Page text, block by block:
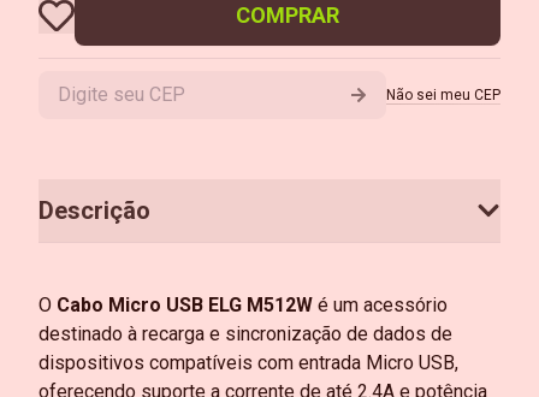
COMPRAR
Não sei meu CEP
Descrição
O Cabo Micro USB ELG M512W é um acessório
destinado à recarga e sincronização de dados de
dispositivos compatíveis com entrada Micro USB,
oferecendo suporte a corrente de até 2.4A e potência